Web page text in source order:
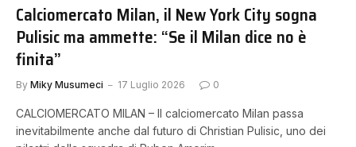
Calciomercato Milan, il New York City sogna
Pulisic ma ammette: “Se il Milan dice no è
finita”
By Miky Musumeci 17 Luglio 2026 0
CALCIOMERCATO MILAN – Il calciomercato Milan passa
inevitabilmente anche dal futuro di Christian Pulisic, uno dei